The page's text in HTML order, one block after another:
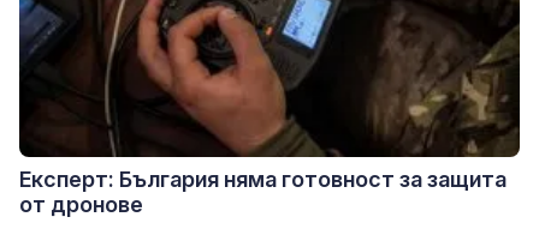
Експерт: България няма готовност за защита
от дронове